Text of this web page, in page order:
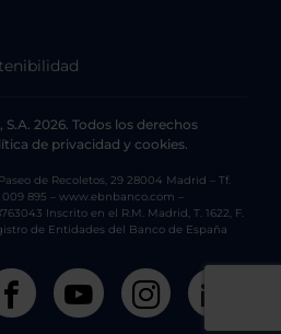
2026. Todos los derechos
de privacidad y cookies.
de Recoletos, 29 28004 Madrid – Tf.
009 895 – www.ebnbanco.com –
Inscrito en el R.M. Madrid, T. 1622, F.
de Entidades del Banco de España